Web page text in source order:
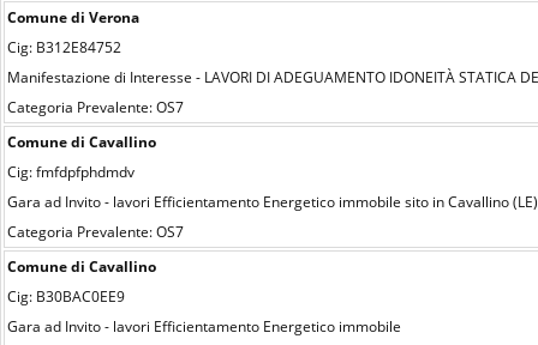
Comune di Verona
Cig: B312E84752
Manifestazione di Interesse - LAVORI DI ADEGUAMENTO IDONEITÀ STATICA
Categoria Prevalente: OS7
Comune di Cavallino
Cig: fmfdpfphdmdv
Gara ad Invito - lavori Efficientamento Energetico immobile sito in Cavallino
Categoria Prevalente: OS7
Comune di Cavallino
Cig: B30BAC0EE9
Gara ad Invito - lavori Efficientamento Energetico immobile